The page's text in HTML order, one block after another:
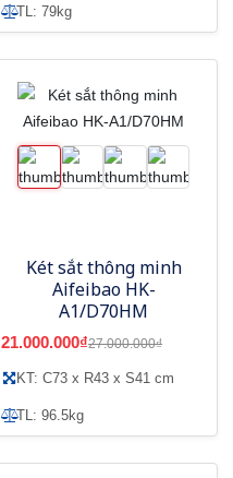
TL: 79kg
Két sắt thông minh
Aifeibao HK-
A1/D70HM
21.000.000₫27.000.000₫
KT: C73 x R43 x S41 cm
TL: 96.5kg